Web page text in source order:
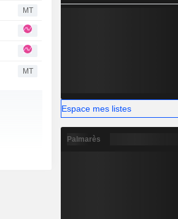
MT
MT
Espace mes listes
Palmarès